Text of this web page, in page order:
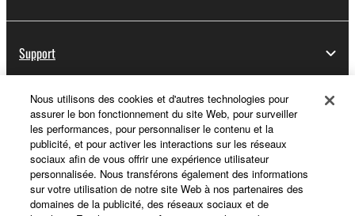
Support
Yamaha Music ID - Enregistrement
A propos de Yamaha
Nous utilisons des cookies et d'autres technologies pour
assurer le bon fonctionnement du site Web, pour surveiller
les performances, pour personnaliser le contenu et la
publicité, et pour activer les interactions sur les réseaux
sociaux afin de vous offrir une expérience utilisateur
personnalisée. Nous transférons également des informations
sur votre utilisation de notre site Web à nos partenaires des
domaines de la publicité, des réseaux sociaux et de